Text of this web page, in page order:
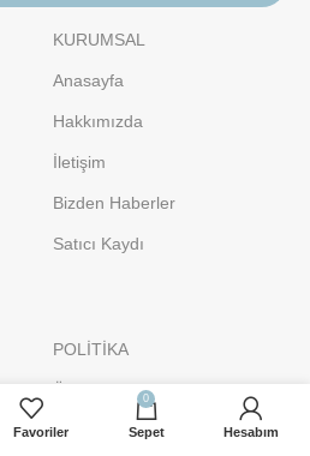
KURUMSAL
Anasayfa
Hakkımızda
İletişim
Bizden Haberler
Satıcı Kaydı
POLİTİKA
Üyelik Sözleşmesi
Gizlilik Politikası
Favoriler
0
Sepet Hesabım